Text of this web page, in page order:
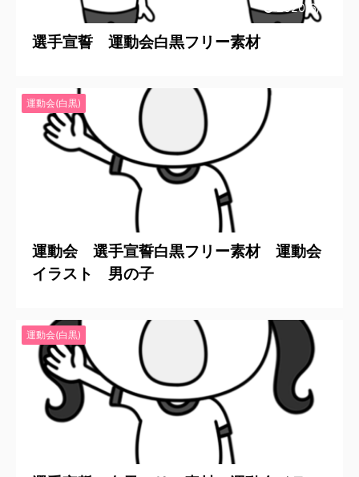
2020/6/21
選手宣誓 運動会白黒フリー素材
運動会(白黒)
運動会 選手宣誓白黒フリー素材 運動会
イラスト 男の子
運動会(白黒)